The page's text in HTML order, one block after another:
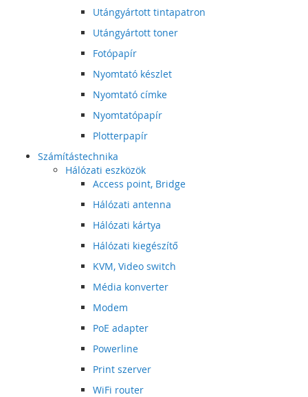
Utángyártott tintapatron
Utángyártott toner
Fotópapír
Nyomtató készlet
Nyomtató címke
Nyomtatópapír
Plotterpapír
Számítástechnika
Hálózati eszközök
Access point, Bridge
Hálózati antenna
Hálózati kártya
Hálózati kiegészítő
KVM, Video switch
Média konverter
Modem
PoE adapter
Powerline
Print szerver
WiFi router